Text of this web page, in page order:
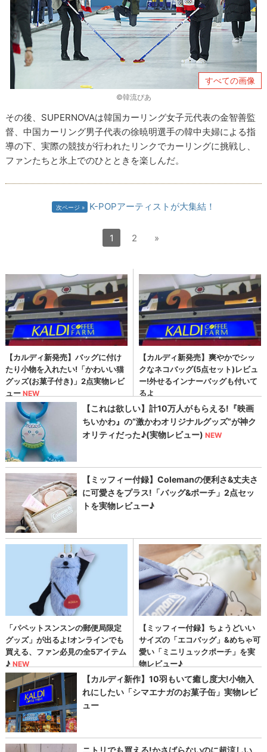
すべての画像
©韓流ぴあ
その後、SUPERNOVAは韓国カーリング女子元代表の金智善監
督、中国カーリング男子代表の徐暁明選手の韓中夫婦による指
導の下、実際の競技が行われたリンクでカーリングに挑戦し、
ファンたちと氷上でのひとときを楽しんだ。
次ページ K-POPアーティストが大集結！
1 2 »